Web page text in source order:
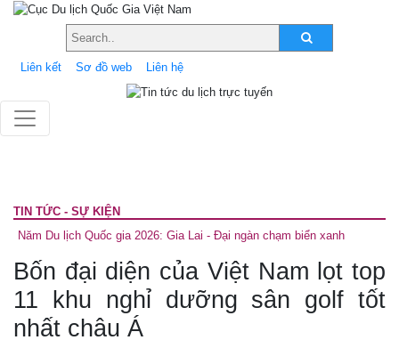
Liên kết Sơ đồ web Liên hệ
TIN TỨC - SỰ KIỆN
Năm Du lịch Quốc gia 2026: Gia Lai - Đại ngàn chạm biển xanh
Bốn đại diện của Việt Nam lọt top
11 khu nghỉ dưỡng sân golf tốt
nhất châu Á